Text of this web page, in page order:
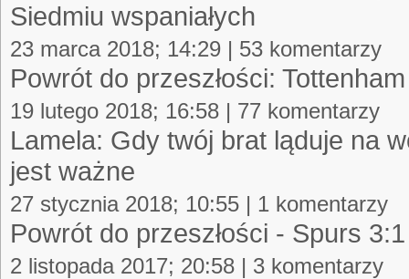
Siedmiu wspaniałych
23 marca 2018; 14:29 | 53 komentarzy
Powrót do przeszłości:
19 lutego 2018; 16:58 | 77 komentarzy
Lamela: Gdy twój brat ląduje na
jest ważne
27 stycznia 2018; 10:55 | 1 komentarzy
Powrót do przeszłości - Spurs
2 listopada 2017; 20:58 | 3 komentarzy